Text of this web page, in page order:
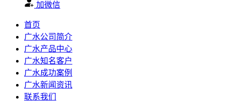
加微信
首页
广水公司简介
广水产品中心
广水知名客户
广水成功案例
广水新闻资讯
联系我们